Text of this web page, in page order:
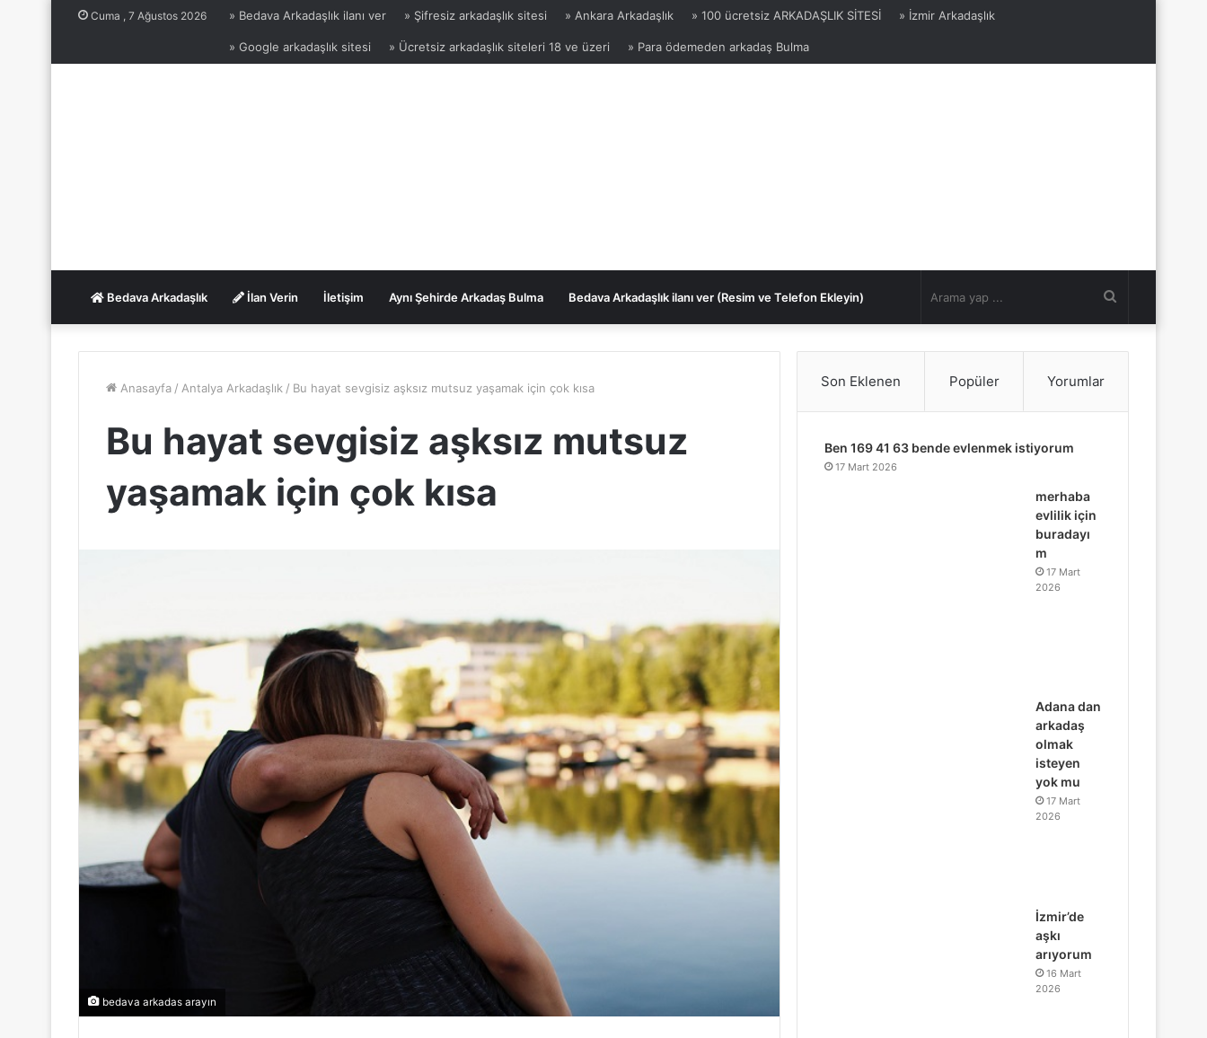
Cuma , 7 Ağustos 2026 » Bedava Arkadaşlık ilanı ver » Şifresiz arkadaşlık sitesi » Ankara Arkadaşlık » 100 ücretsiz ARKADAŞLIK SİTESİ » İzmir Arkadaşlık
» Google arkadaşlık sitesi » Ücretsiz arkadaşlık siteleri 18 ve üzeri » Para ödemeden arkadaş Bulma
Bedava Arkadaşlık İlan Verin İletişim Aynı Şehirde Arkadaş Bulma Bedava Arkadaşlık ilanı ver (Resim ve Telefon Ekleyin)
yap
Anasayfa / Antalya Arkadaşlık / Bu hayat sevgisiz aşksız mutsuz yaşamak için çok kısa
Bu hayat sevgisiz aşksız mutsuz
yaşamak için çok kısa
bedava arkadas arayın
Son Eklenen Popüler Yorumlar
Ben 169 41 63 bende evlenmek istiyorum
17 Mart 2026
merhaba
evlilik için
buradayı
m
17 Mart
2026
Adana dan
arkadaş
olmak
isteyen
yok mu
17 Mart
2026
İzmir’de
aşkı
arıyorum
16 Mart
2026